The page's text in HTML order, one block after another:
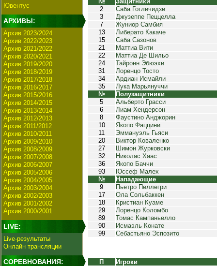
Ювентус
АРХИВЫ:
Архив 2023/2024
Архив 2022/2023
Архив 2021/2022
Архив 2020/2021
Архив 2019/2020
Архив 2018/2019
Архив 2017/2018
Архив 2016/2017
Архив 2015/2016
Архив 2014/2015
Архив 2013/2014
Архив 2012/2013
Архив 2011/2012
Архив 2010/2011
Архив 2009/2010
Архив 2008/2009
Архив 2007/2008
Архив 2006/2007
Архив 2005/2006
Архив 2004/2005
Архив 2003/2004
Архив 2002/2003
Архив 2001/2002
Архив 2000/2001
LIVE:
Live-результаты
Онлайн трансляции
СОРЕВНОВАНИЯ:
2
Саба Гогличидзе
3
Джузеппе Пеццелла
7
Жуниор Самбия
13
Либерато Какаче
15
Саба Сазонов
21
Маттиа Вити
22
Маттиа Де Шильо
24
Тайронн Эбюэхи
31
Лоренцо Тосто
34
Ардиан Исмайли
35
Лука Марьянуччи
№
Полузащитники
5
Альберто Грасси
6
Лиам Хендерсон
8
Фаустино Анджорин
10
Якопо Фаццини
11
Эммануэль Гьяси
20
Виктор Коваленко
27
Шимон Журковски
32
Николас Хаас
36
Якопо Баччи
93
Юссеф Малех
№
Нападающие
9
Пьетро Пеллегри
17
Ола Сольбаккен
18
Кристиан Куаме
29
Лоренцо Коломбо
89
Томас Кампаньелло
90
Исмаэль Конате
99
Себастьяно Эспозито
П
Игроки